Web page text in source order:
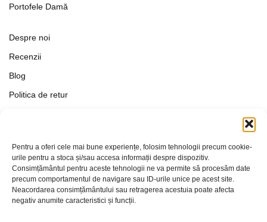
Pentru a oferi cele mai bune experiențe, folosim tehnologii precum cookie-
urile pentru a stoca și/sau accesa informații despre dispozitiv.
Consimțământul pentru aceste tehnologii ne va permite să procesăm date
precum comportamentul de navigare sau ID-urile unice pe acest site.
Neacordarea consimțământului sau retragerea acestuia poate afecta
negativ anumite caracteristici și funcții.
Portofele Damă
Despre noi
Recenzii
Blog
Politica de retur
Politica de Confidențialitate
Politica de cookies
Setări Cookie-uri
Contact